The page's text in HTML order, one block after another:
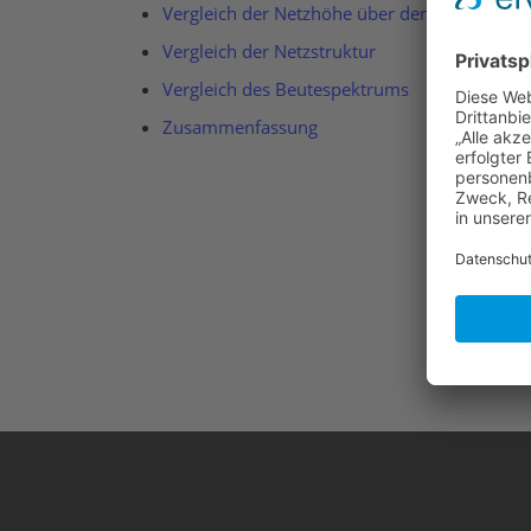
Vergleich der Netzhöhe über dem Boden und
Vergleich der Netzstruktur
Vergleich des Beutespektrums
Zusammenfassung